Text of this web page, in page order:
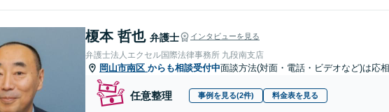
榎本 哲也 弁護士 インタビューを見る
弁護士法人エクセル国際法律事務所 九段南支店
岡山市南区 からも相談受付中面談方法(対面・電話・ビデオなど)は応
任意整理 事例を見る(2件) 料金表を見る